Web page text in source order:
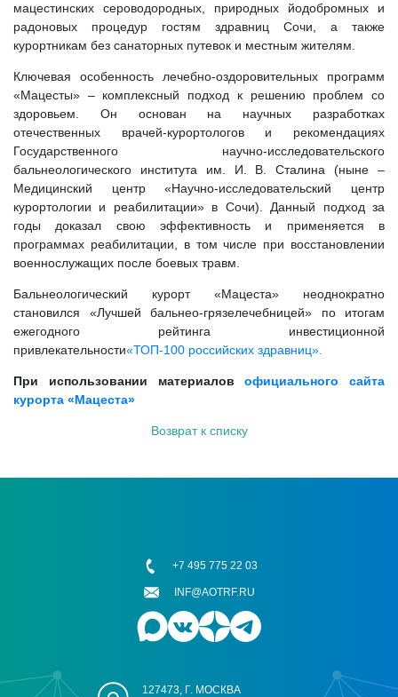
мацестинских сероводородных, природных йодобромных и
радоновых процедур гостям здравниц Сочи, а также
курортникам без санаторных путевок и местным жителям.
Ключевая особенность лечебно‑оздоровительных программ
«Мацесты» – комплексный подход к решению проблем со
здоровьем. Он основан на научных разработках
отечественных врачей‑курортологов и рекомендациях
Государственного научно‑исследовательского
бальнеологического института им. И. В. Сталина (ныне –
Медицинский центр «Научно‑исследовательский центр
курортологии и реабилитации» в Сочи). Данный подход за
годы доказал свою эффективность и применяется в
программах реабилитации, в том числе при восстановлении
военнослужащих после боевых травм.
Бальнеологический курорт «Мацеста» неоднократно
становился «Лучшей бальнео-грязелечебницей» по итогам
ежегодного рейтинга инвестиционной
привлекательности«ТОП-100 российских здравниц».
При использовании материаловофициального сайта
курорта «Мацеста»
Возврат к списку
127473, Г. МОСКВА
+7 495 775 22 03
INF@AOTRF.RU